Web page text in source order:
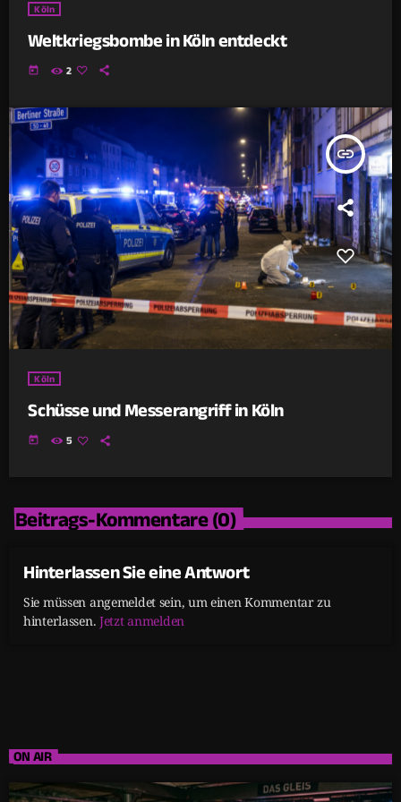
Köln
Weltkriegsbombe in Köln entdeckt
today 2
insert_link
Köln
Schüsse und Messerangriff in Köln
today 5
Beitrags-Kommentare (0)
Hinterlassen Sie eine Antwort
Sie müssen angemeldet sein, um einen Kommentar zu
hinterlassen. Jetzt anmelden
ON AIR